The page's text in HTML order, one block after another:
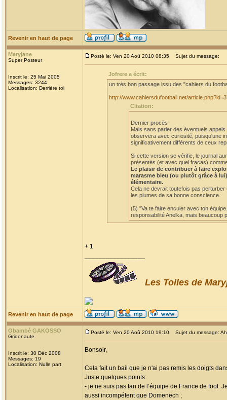
Revenir en haut de page
Maryjane
Super Posteur
Inscrit le: 25 Mai 2005
Messages: 3244
Localisation: Derrière toi
Posté le: Ven 20 Aoû 2010 08:35 Sujet du message:
Jofrere a écrit:
un très bon passage issu des "cahiers du
http://www.cahiersdufootball.net/
Citation:
Dernier procès
Mais sans parler des éventuels
observera avec curiosité, puisqu'une
significativement différents de ceux
Si cette version se vérifie, le journal
présentés (et avec quel fracas)
Le plaisir de contribuer à faire
marasme bleu (ou plutôt grâce à
élémentaire.
Cela ne devrait toutefois pas
les plumes de sa bonne conscience.
(5) "Va te faire enculer avec ton
responsabilité Anelka, mais beaucoup
+ 1
Les Toiles de
Revenir en haut de page
Obambé GAKOSSO
Grioonaute
Inscrit le: 30 Déc 2008
Messages: 19
Localisation: Nulle part
Posté le: Ven 20 Aoû 2010 19:10 Sujet du message:
Bonsoir,
Cela fait un bail que je n'ai pas remis les doigts
Juste quelques points:
- je ne suis pas fan de l’équipe de France de foot.
aussi incompétent que Domenech ;